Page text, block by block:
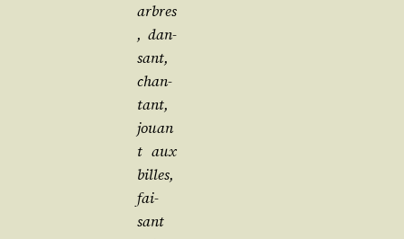
arbres
, dan­
sant,
chan­
tant,
jouan
t aux
billes,
fai­
sant